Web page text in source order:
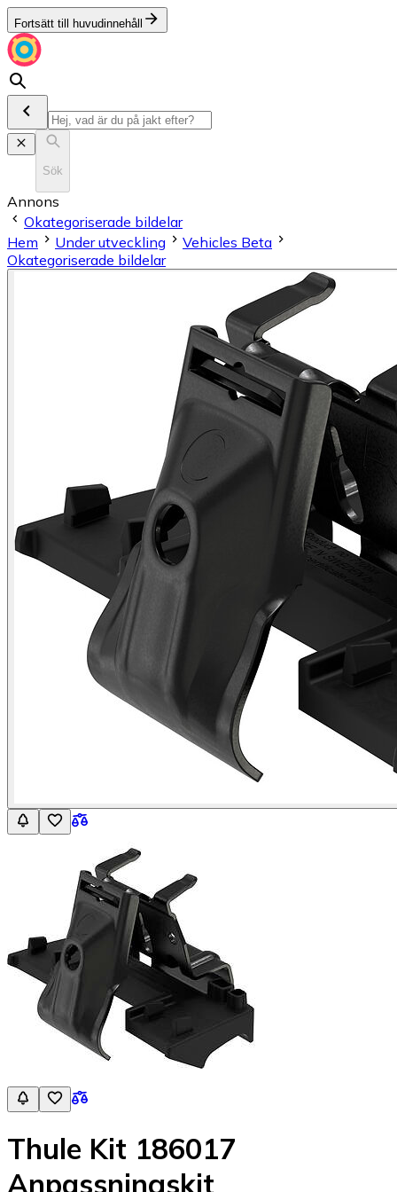
Fortsätt till huvudinnehåll
Sök
Annons
Okategoriserade bildelar
Hem
Under utveckling
Vehicles Beta
Okategoriserade bildelar
Thule Kit 186017
Anpassningskit